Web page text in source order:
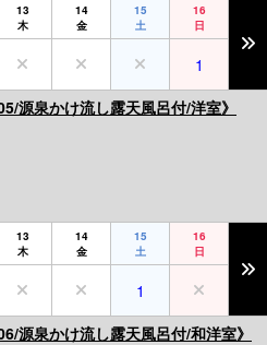
13
木
14
金
15
土
16
日
1
源泉かけ流し露天風呂付/洋室》
13
木
14
金
15
土
16
日
1
源泉かけ流し露天風呂付/和洋室》